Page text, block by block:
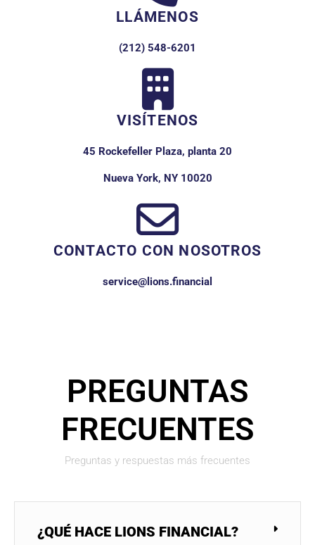
LLÁMENOS
(212) 548-6201
VISÍTENOS
45 Rockefeller Plaza, planta 20
Nueva York, NY 10020
CONTACTO CON NOSOTROS
service@lions.financial
PREGUNTAS
FRECUENTES
Preguntas y respuestas más frecuentes
¿QUÉ HACE LIONS FINANCIAL?